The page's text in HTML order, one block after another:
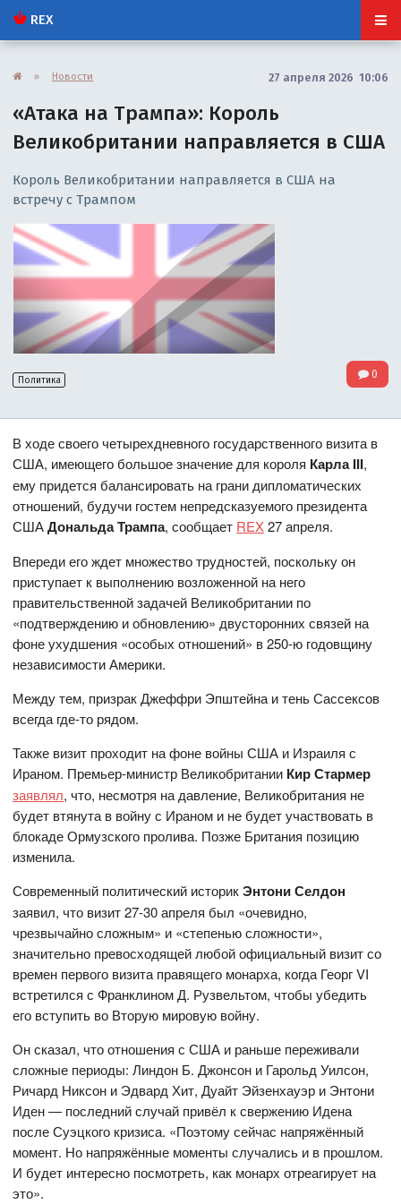
REX
» Новости 27 апреля 2026 10:06
«Атака на Трампа»: Король
Великобритании направляется в США
Король Великобритании направляется в США на
встречу с Трампом
Политика 0
В ходе своего четырехдневного государственного визита в
США, имеющего большое значение для короля Карла III,
ему придется балансировать на грани дипломатических
отношений, будучи гостем непредсказуемого президента
СШАДональда Трампа, сообщает REX27 апреля.
Впереди его ждет множество трудностей, поскольку он
приступает к выполнению возложенной на него
правительственной задачей Великобритании по
«подтверждению и обновлению» двусторонних связей на
фоне ухудшения «особых отношений» в 250-ю годовщину
независимости Америки.
Между тем, призрак Джеффри Эпштейна и тень Сассексов
всегда где-то рядом.
Также визит проходит на фоне войны США и Израиля с
Ираном. Премьер-министр Великобритании Кир Стармер
заявлял, что, несмотря на давление, Великобритания не
будет втянута в войну с Ираном и не будет участвовать в
блокаде Ормузского пролива. Позже Британия позицию
изменила.
Современный политический историкЭнтони Селдон
заявил, что визит 27-30 апреля был «очевидно,
чрезвычайно сложным» и «степенью сложности»,
значительно превосходящей любой официальный визит со
времен первого визита правящего монарха, когда Георг VI
встретился с Франклином Д. Рузвельтом, чтобы убедить
его вступить во Вторую мировую войну.
Он сказал, что отношения с США и раньше переживали
сложные периоды: Линдон Б. Джонсон и Гарольд Уилсон,
Ричард Никсон и Эдвард Хит, Дуайт Эйзенхауэр и Энтони
Иден — последний случай привёл к свержению Идена
после Суэцкого кризиса. «Поэтому сейчас напряжённый
момент. Но напряжённые моменты случались и в прошлом.
И будет интересно посмотреть, как монарх отреагирует на
это».